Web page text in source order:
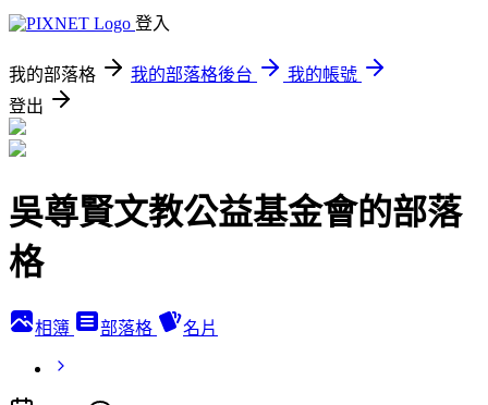
登入
我的部落格 我的部落格後台
我的帳號
登出
吳尊賢文教公益基金會的部落
格
相簿 部落格 名片